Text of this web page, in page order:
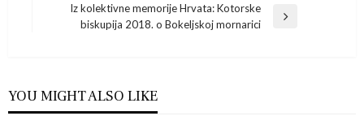
objava
Iz kolektivne memorije Hrvata: Kotorske
biskupija 2018. o Bokeljskoj mornarici
YOU MIGHT ALSO LIKE